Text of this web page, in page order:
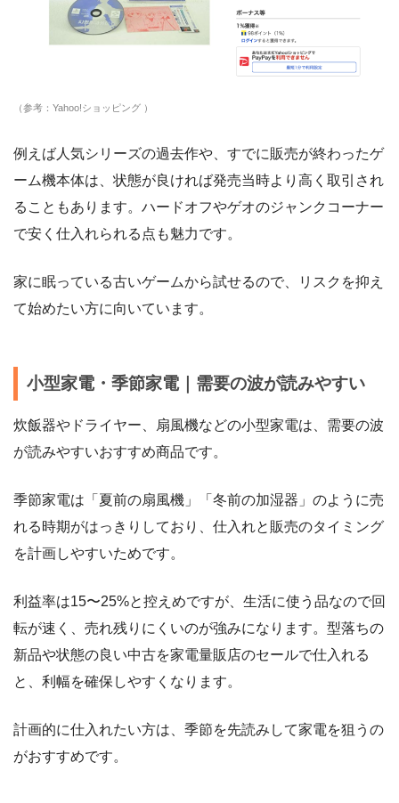
（参考：Yahoo!ショッピング ）
例えば人気シリーズの過去作や、すでに販売が終わったゲ
ーム機本体は、状態が良ければ発売当時より高く取引され
ることもあります。ハードオフやゲオのジャンクコーナー
で安く仕入れられる点も魅力です。
家に眠っている古いゲームから試せるので、リスクを抑え
て始めたい方に向いています。
小型家電・季節家電｜需要の波が読みやすい
炊飯器やドライヤー、扇風機などの小型家電は、需要の波
が読みやすいおすすめ商品です。
季節家電は「夏前の扇風機」「冬前の加湿器」のように売
れる時期がはっきりしており、仕入れと販売のタイミング
を計画しやすいためです。
利益率は15〜25%と控えめですが、生活に使う品なので回
転が速く、売れ残りにくいのが強みになります。型落ちの
新品や状態の良い中古を家電量販店のセールで仕入れる
と、利幅を確保しやすくなります。
計画的に仕入れたい方は、季節を先読みして家電を狙うの
がおすすめです。